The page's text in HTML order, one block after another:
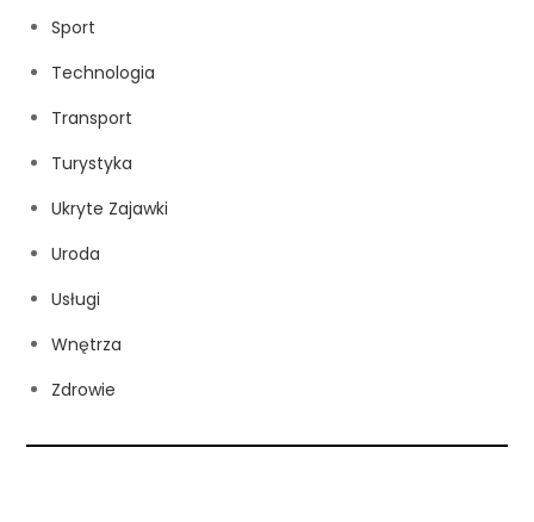
Sport
Technologia
Transport
Turystyka
Ukryte Zajawki
Uroda
Usługi
Wnętrza
Zdrowie